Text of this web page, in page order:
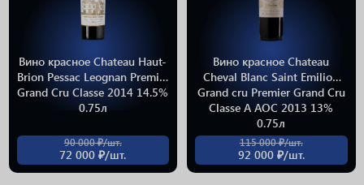
Вино красное Chateau Haut-
Brion Pessac Leognan Premier
Grand Cru Classe 2014 14.5%
0.75л
90 000 ₽/шт.
72 000 ₽/шт.
Вино красное Chateau
Cheval Blanc Saint Emilion
Grand cru Premier Grand Cru
Classe A АОС 2013 13%
0.75л
115 000 ₽/шт.
92 000 ₽/шт.